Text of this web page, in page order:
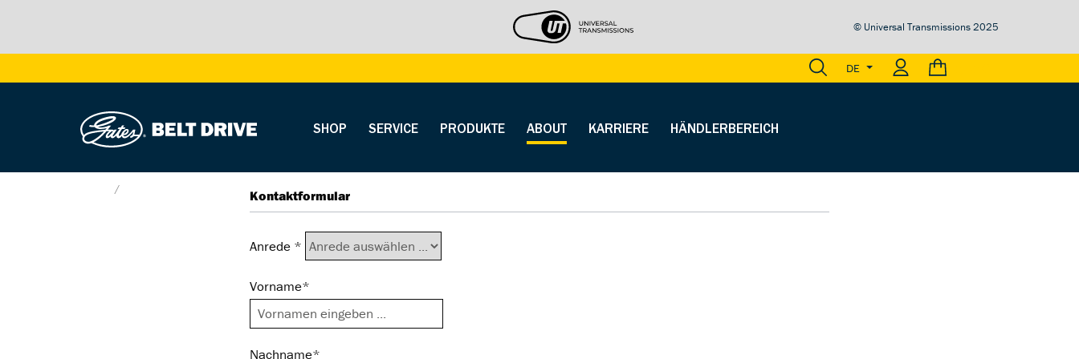
© Universal Transmissions 2025
DE
SHOP SERVICE PRODUKTE ABOUT KARRIERE HÄNDLERBEREICH
Kontaktformular
Anrede *
Vorname*
Nachname*